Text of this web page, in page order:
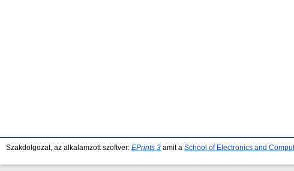
Szakdolgozat, az alkalamzott szoftver: EPrints 3 amit a School of Electronics and